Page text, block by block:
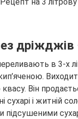
дріжджів
в 3-х
Він
сухарі і житній
підсушеними